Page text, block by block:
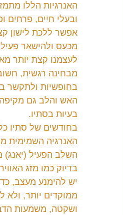
האנרגיות הללו
ובעלי חיים, פרחים
אפשר ללכת לישון
מכעס ולהישאר
לעצמנו קצת יותר
מבחינה רגשית,
בחופשיות ולתקשר
האש והלב גם
בעיות בסתיו.
בחודשים של סתיו
האנרגיה השמימית
השלב הפעיל (יאנג)
בדיוק כמו מזג
ממוקדים יותר, ולא
ושקטה, משמעות